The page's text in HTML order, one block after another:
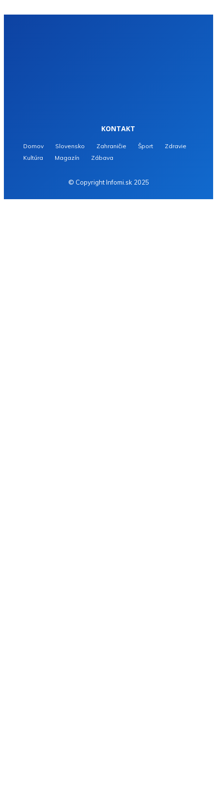
KONTAKT
Domov Slovensko Zahraničie Šport
Zdravie
Kultúra
Magazín Zábava
© Copyright Infomi.sk 2025